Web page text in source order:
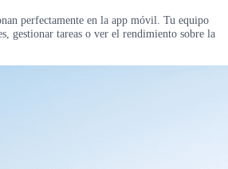
perfectamente en la app móvil. Tu equipo
gestionar tareas o ver el rendimiento sobre la